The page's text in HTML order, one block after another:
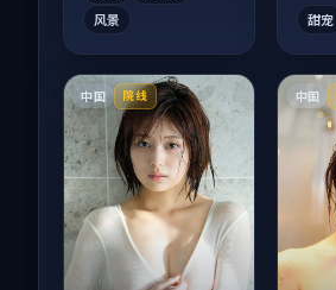
风景
甜宠
中国 院线 中国